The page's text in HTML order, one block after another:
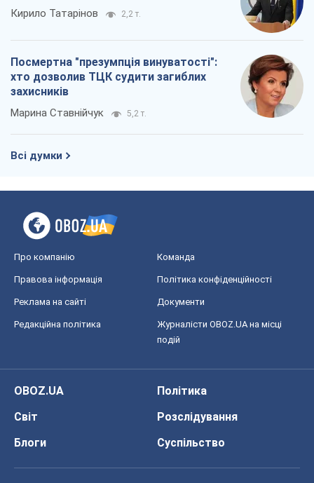
Кирило Татарінов 2,2 т.
Посмертна "презумпція винуватості":
хто дозволив ТЦК судити загиблих
захисників
Марина Ставнійчук 5,2 т.
Всі думки
Про компанію Команда
Правова інформація Політика конфіденційності
Реклама на сайті Документи
Редакційна політика
Журналісти OBOZ.UA на місці
подій
OBOZ.UA
Політика
Світ
Розслідування
Блоги
Суспільство